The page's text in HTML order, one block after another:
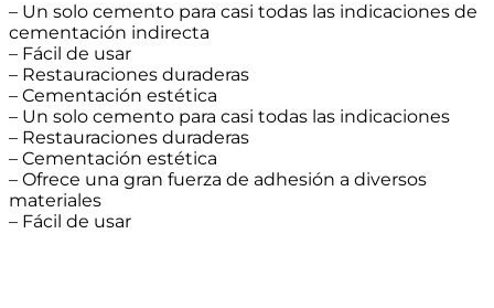
– Un solo cemento para casi todas las indicaciones de
cementación indirecta
– Fácil de usar
– Restauraciones duraderas
– Cementación estética
– Un solo cemento para casi todas las indicaciones
– Restauraciones duraderas
– Cementación estética
– Ofrece una gran fuerza de adhesión a diversos
materiales
– Fácil de usar